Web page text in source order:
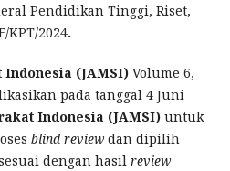
Pendidikan Tinggi, Riset,
KPT/2024.
(JAMSI) Volume 6,
pada tanggal 4 Juni
Indonesia (JAMSI) untuk
blind reviewdan dipilih
dengan hasil review